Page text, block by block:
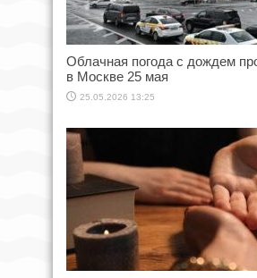
Облачная погода с дождем
в Москве 25 мая
25.05.2026 13:25